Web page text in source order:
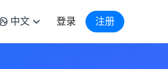
中文 登录 注册